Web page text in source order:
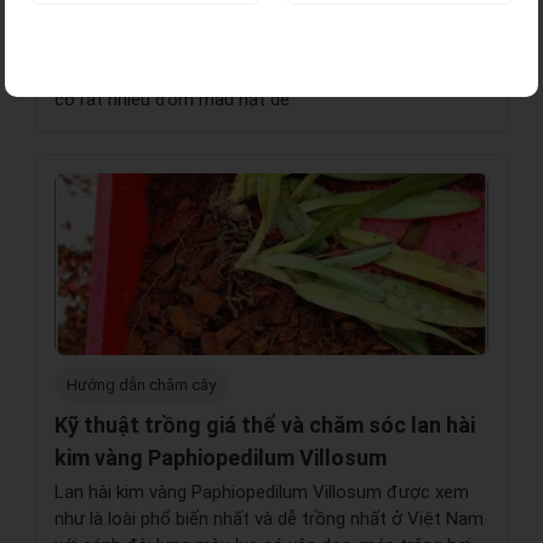
có rất nhiều đốm màu hạt dẻ
Hướng dẫn chăm cây
Kỹ thuật trồng giá thể và chăm sóc lan hài
kim vàng Paphiopedilum Villosum
Lan hài kim vàng Paphiopedilum Villosum được xem
như là loài phổ biến nhất và dễ trồng nhất ở Việt Nam